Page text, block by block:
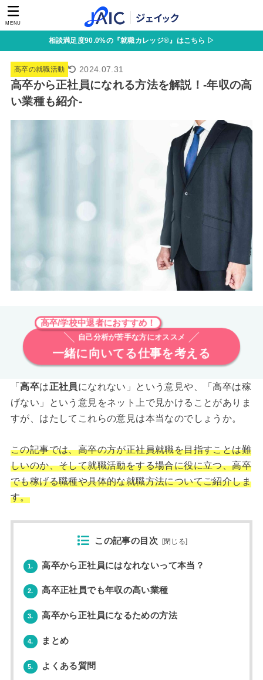
MENU
相談満足度90.0%の『就職カレッジ®』はこちら ▷
高卒の就職活動 2024.07.31
高卒から正社員になれる方法を解説！-年収の高
い業種も紹介-
高卒/学校中退者におすすめ！
自己分析が苦手な方にオススメ
一緒に向いてる仕事を考える
「 高卒は正社員になれない」という意見や、「高卒は稼
げない」という意見をネット上で見かけることがありま
すが、はたしてこれらの意見は本当なのでしょうか。
この記事では、高卒の方が正社員就職を目指すことは難
しいのか、そして就職活動をする場合に役に立つ、高卒
でも稼げる職種や具体的な就職方法についてご紹介しま
す。
この記事の目次 [閉じる]
1. 高卒から正社員にはなれないって本当？
2. 高卒正社員でも年収の高い業種
3. 高卒から正社員になるための方法
4. まとめ
5. よくある質問